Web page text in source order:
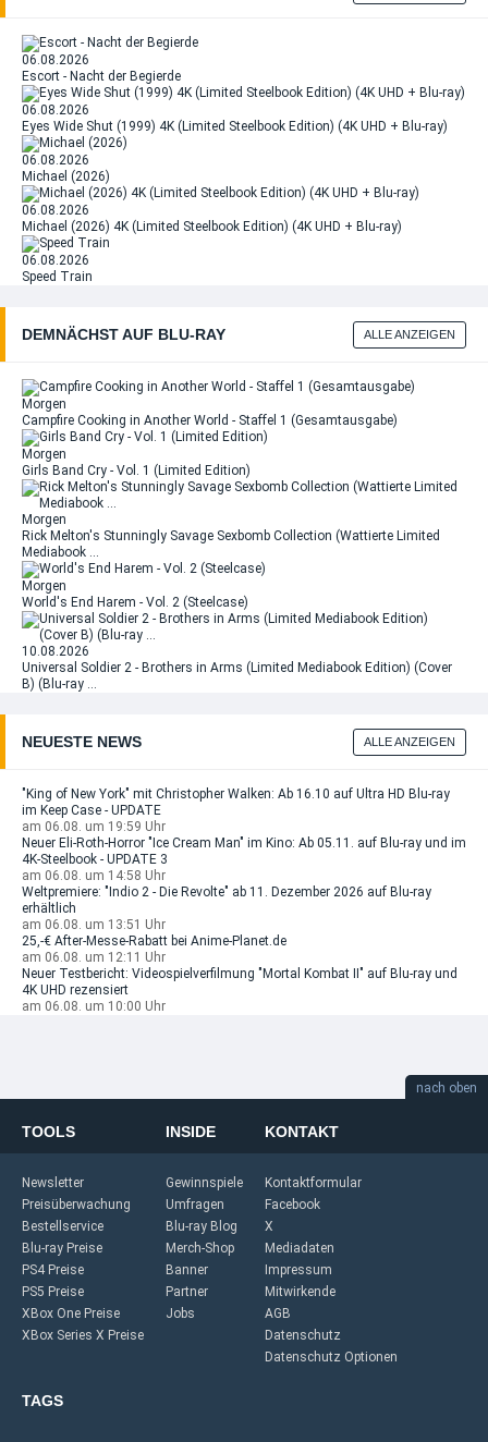
06.08.2026
Escort - Nacht der Begierde
06.08.2026
Eyes Wide Shut (1999) 4K (Limited Steelbook Edition) (4K UHD + Blu-ray)
06.08.2026
Michael (2026)
06.08.2026
Michael (2026) 4K (Limited Steelbook Edition) (4K UHD + Blu-ray)
06.08.2026
Speed Train
DEMNÄCHST AUF BLU‑RAY ALLE ANZEIGEN
Morgen
Campfire Cooking in Another World - Staffel 1 (Gesamtausgabe)
Morgen
Girls Band Cry - Vol. 1 (Limited Edition)
Morgen
Rick Melton's Stunningly Savage Sexbomb Collection (Wattierte Limited
Mediabook …
Morgen
World's End Harem - Vol. 2 (Steelcase)
10.08.2026
Universal Soldier 2 - Brothers in Arms (Limited Mediabook Edition) (Cover
B) (Blu-ray …
NEUESTE NEWS ALLE ANZEIGEN
"King of New York" mit Christopher Walken: Ab 16.10 auf Ultra HD Blu-ray
im Keep Case - UPDATE
am 06.08. um 19:59 Uhr
Neuer Eli-Roth-Horror "Ice Cream Man" im Kino: Ab 05.11. auf Blu-ray und im
4K-Steelbook - UPDATE 3
am 06.08. um 14:58 Uhr
Weltpremiere: "Indio 2 - Die Revolte" ab 11. Dezember 2026 auf Blu-ray
erhältlich
am 06.08. um 13:51 Uhr
25,-€ After-Messe-Rabatt bei Anime-Planet.de
am 06.08. um 12:11 Uhr
Neuer Testbericht: Videospielverfilmung "Mortal Kombat II" auf Blu-ray und
4K UHD rezensiert
am 06.08. um 10:00 Uhr
nach oben
TOOLS
Newsletter
Preisüberwachung
Bestellservice
Blu-ray Preise
PS4 Preise
PS5 Preise
XBox One Preise
XBox Series X Preise
INSIDE
Gewinnspiele
Umfragen
Blu-ray Blog
Merch-Shop
Banner
Partner
Jobs
KONTAKT
Kontaktformular
Facebook
X
Mediadaten
Impressum
Mitwirkende
AGB
Datenschutz
Datenschutz Optionen
TAGS